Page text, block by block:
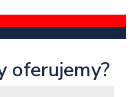
oferujemy?